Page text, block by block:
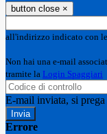
button close ×
all'indirizzo indicato con
Non hai una e-mail
tramite la Login Spaggiari
E-mail inviata, si
Errore